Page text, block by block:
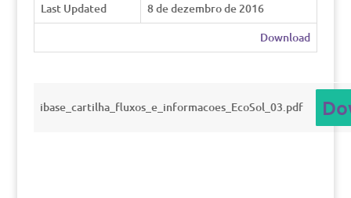
Last Updated
8 de dezembro de 2016
Download
ibase_cartilha_fluxos_e_informacoes_EcoSol_03.pdf